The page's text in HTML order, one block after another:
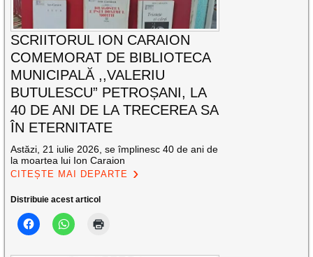
SCRIITORUL ION CARAION
COMEMORAT DE BIBLIOTECA
MUNICIPALĂ ,,VALERIU
BUTULESCU” PETROȘANI, LA
40 DE ANI DE LA TRECEREA SA
ÎN ETERNITATE
Astăzi, 21 iulie 2026, se împlinesc 40 de ani de
la moartea lui Ion Caraion
CITEȘTE MAI DEPARTE
Distribuie acest articol